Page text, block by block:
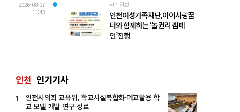
2026-08-07
11:43
사회일반
인천여성가족재단, 아이사랑꿈
터와 함께하는 ‘놀 권리 캠페
인’진행
인천 인기기사
1
인천시의회 교육위, 학교시설복합화·폐교활용 학
교 모델 개발 연구 성료